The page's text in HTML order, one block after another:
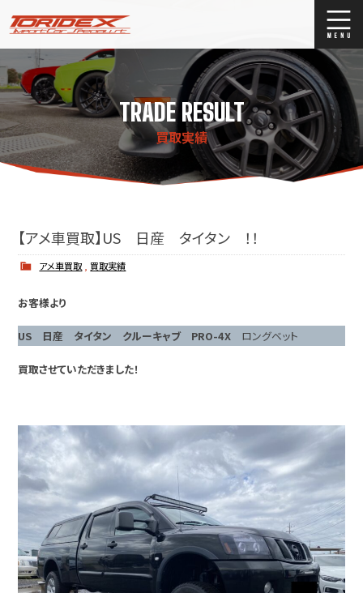
ブログ
Stock list
ストックリスト
買取
TRADE RESULT
買取実績
【アメ車買取】US 日産 タイタン ！！
アメ車買取 買取実績
お客様より
US 日産 タイタン クルーキャブ PRO-4X ロングベット
買取させていただきました！